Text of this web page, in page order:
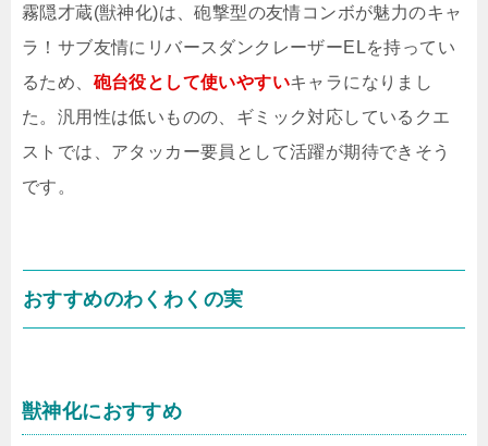
霧隠才蔵(獣神化)は、砲撃型の友情コンボが魅力のキャ
ラ！サブ友情にリバースダンクレーザーELを持ってい
るため、 砲台役として使いやすいキャラになりまし
た。汎用性は低いものの、ギミック対応しているクエ
ストでは、アタッカー要員として活躍が期待できそう
です。
おすすめのわくわくの実
獣神化におすすめ